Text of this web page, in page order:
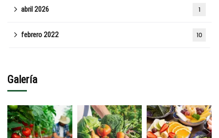
abril 2026 1
febrero 2022 10
Galería